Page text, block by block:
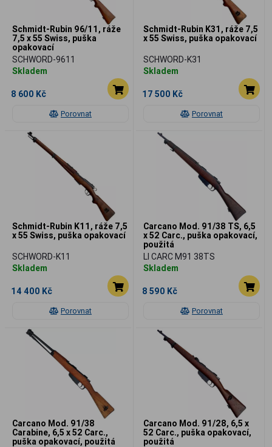
Porovnat
Schmidt-Rubin 96/11, ráže
7,5 x 55 Swiss, puška
opakovací
SCHWORD-9611
Skladem
8 600 Kč
Porovnat
Schmidt-Rubin K31, ráže 7,5
x 55 Swiss, puška opakovací
SCHWORD-K31
Skladem
17 500 Kč
Porovnat
Schmidt-Rubin K11, ráže 7,5
x 55 Swiss, puška opakovací
SCHWORD-K11
Skladem
14 400 Kč
Porovnat
Carcano Mod. 91/38 TS, 6,5
x 52 Carc., puška opakovací,
použitá
LI CARC M91 38TS
Skladem
8 590 Kč
Carcano Mod. 91/38
Carabine, 6,5 x 52 Carc.,
puška opakovací, použitá
Carcano Mod. 91/28, 6,5 x
52 Carc., puška opakovací,
použitá